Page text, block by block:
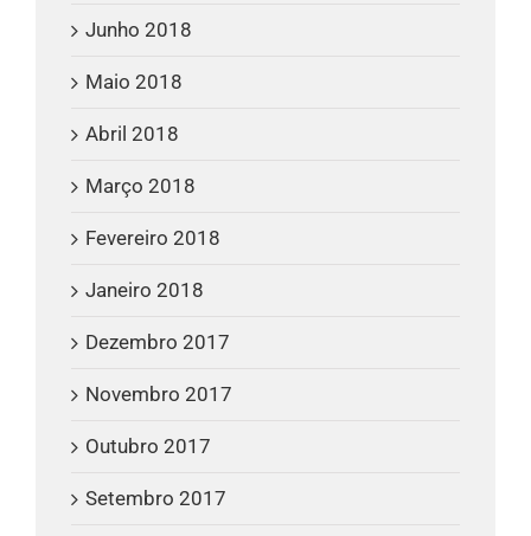
Junho 2018
Maio 2018
Abril 2018
Março 2018
Fevereiro 2018
Janeiro 2018
Dezembro 2017
Novembro 2017
Outubro 2017
Setembro 2017